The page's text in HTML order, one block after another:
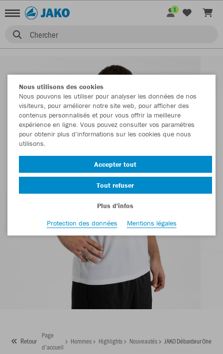
Chercher
1
Retour
Page
d'accueil
Hommes Highlights Nouveautés JAKO Débardeur One
Nous utilisons des cookies
Nous pouvons les utiliser pour analyser les données de nos
visiteurs, pour améliorer notre site web, pour afficher des
contenus personnalisés et pour vous offrir la meilleure
expérience en ligne. Vous pouvez consulter vos paramètres
pour obtenir plus d'informations sur les cookies que nous
utilisons.
Accepter tout
Tout refuser
Plus d'infos
Protection des données
Mentions légales